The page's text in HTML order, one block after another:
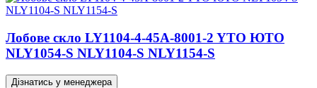
Лобове скло LY1104-4-45A-8001-2 YTO ЮТО
NLY1054-S NLY1104-S NLY1154-S
Дізнатись у менеджера